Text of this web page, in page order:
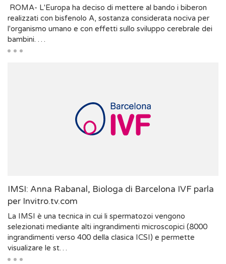
ROMA- L'Europa ha deciso di mettere al bando i biberon
realizzati con bisfenolo A, sostanza considerata nociva per
l'organismo umano e con effetti sullo sviluppo cerebrale dei
bambini. …
IMSI: Anna Rabanal, Biologa di Barcelona IVF parla
per Invitro.tv.com
La IMSI è una tecnica in cui li spermatozoi vengono
selezionati mediante alti ingrandimenti microscopici (8000
ingrandimenti verso 400 della clasica ICSI) e permette
visualizare le st…